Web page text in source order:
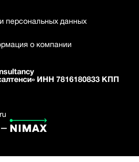
персональных данных
о компании
ИНН 7816180833 КПП
—